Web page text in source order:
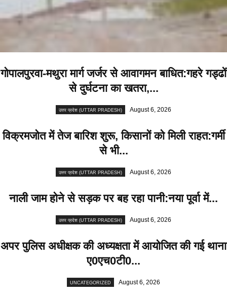
गोपालपुरवा-मथुरा मार्ग जर्जर से आवागमन बाधित:गहरे गड्ढों
से दुर्घटना का खतरा,...
उत्तर प्रदेश (UTTAR PRADESH) August 6, 2026
विक्रमजोत में तेज बारिश शुरू, किसानों को मिली राहत:गर्मी
से भी...
उत्तर प्रदेश (UTTAR PRADESH) August 6, 2026
नाली जाम होने से सड़क पर बह रहा पानी:नया पूर्वा में...
उत्तर प्रदेश (UTTAR PRADESH) August 6, 2026
अपर पुलिस अधीक्षक की अध्यक्षता में आयोजित की गई थाना
ए0एच0टी0...
UNCATEGORIZED August 6, 2026